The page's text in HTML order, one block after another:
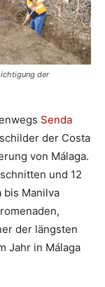
der
Senda
der Costa
von Málaga.
und 12
bis Manilva
der längsten
Jahr in Málaga